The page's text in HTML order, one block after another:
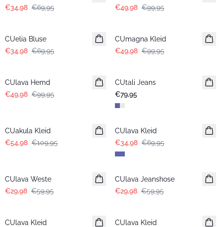
€34,98 €69,95
€49,98 €99,95
CUelia Bluse
€34,98 €69,95
CUmagna Kleid
€49,98 €99,95
CUlava Hemd
€49,98 €99,95
CUtali Jeans
€79,95
CUakula Kleid
€54,98 €109,95
-50%
CUlava Kleid
€34,98 €69,95
CUlava Weste
€29,98 €59,95
-50%
CUlava Jeanshose
€29,98 €59,95
CUlava Kleid
CUlava Kleid